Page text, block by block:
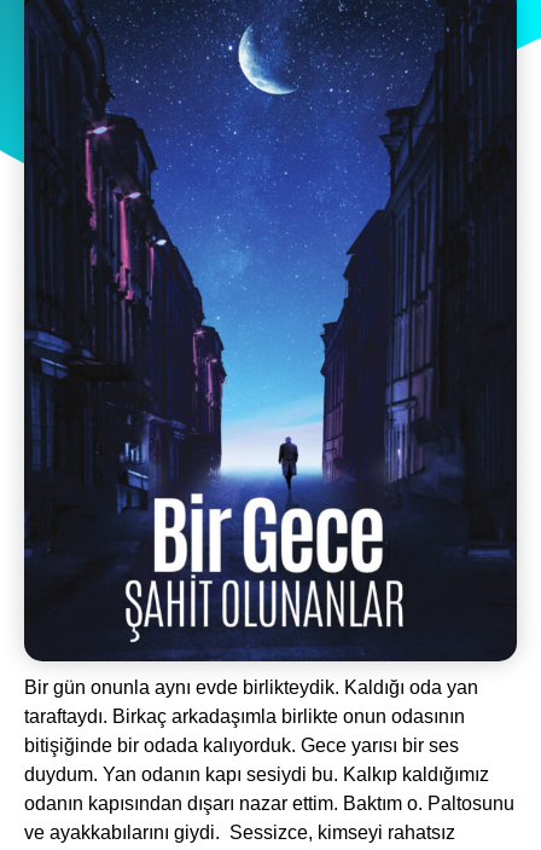
Bir gün onunla aynı evde birlikteydik. Kaldığı oda yan
taraftaydı. Birkaç arkadaşımla birlikte onun odasının
bitişiğinde bir odada kalıyorduk. Gece yarısı bir ses
duydum. Yan odanın kapı sesiydi bu. Kalkıp kaldığımız
odanın kapısından dışarı nazar ettim. Baktım o. Paltosunu
ve ayakkabılarını giydi. Sessizce, kimseyi rahatsız